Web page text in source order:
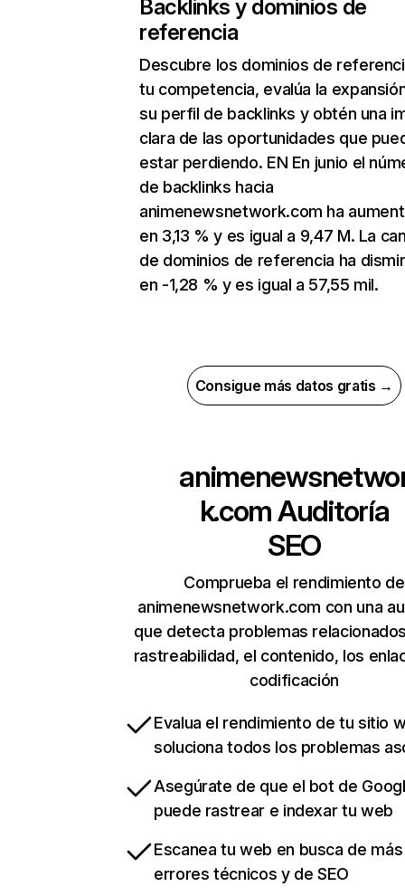
Backlinks y dominios de
referencia
Descubre los dominios de
tu competencia, evalúa la
su perfil de backlinks y obtén una
clara de las oportunidades que
estar perdiendo. EN En junio el
de backlinks hacia
animenewsnetwork.com ha
en 3,13 % y es igual a 9,47 M. La
de dominios de referencia ha
en -1,28 % y es igual a 57,55 mil.
Consigue más datos gratis →
k.comAuditoría
SEO
Comprueba el rendimiento de
animenewsnetwork.com con una
que detecta problemas
rastreabilidad, el contenido, los
codificación
Evalua el rendimiento de tu sitio
soluciona todos los problemas
Asegúrate de que el bot de
puede rastrear e indexar tu web
Escanea tu web en busca de
errores técnicos y de SEO